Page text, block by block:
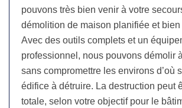
pouvons très bien venir à votre
démolition de maison planifiée et bien
Avec des outils complets et un
professionnel, nous pouvons démolir
sans compromettre les environs d’où
édifice à détruire. La destruction peut
totale, selon votre objectif pour le